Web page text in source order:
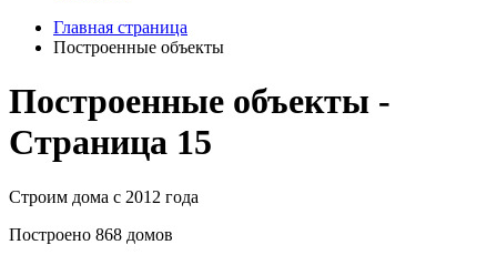
Главная страница
Построенные объекты
Построенные объекты -
Страница 15
Строим дома с 2012 года
Построено 868 домов